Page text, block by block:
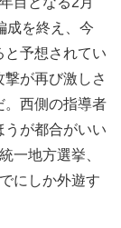
成を終え、今
と予想されてい
が再び激しさ
。西側の指導者
うが都合がいい
一地方選挙、
にしか外遊す